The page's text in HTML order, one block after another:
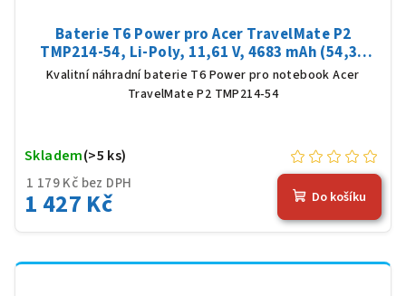
Baterie T6 Power pro Acer TravelMate P2
TMP214-54, Li-Poly, 11,61 V, 4683 mAh (54,36
Wh), černá
Kvalitní náhradní baterie T6 Power pro notebook Acer
TravelMate P2 TMP214-54
1 179 Kč bez DPH
1 427 Kč
Skladem(>5 ks)
Do košíku